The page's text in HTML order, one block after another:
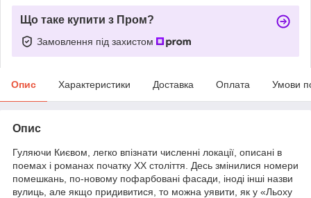
Що таке купити з Пром?
Замовлення під захистом
Опис Характеристики Доставка Оплата Умови
Опис
Гуляючи Києвом, легко впізнати численні локації, описані в
поемах і романах початку ХХ століття. Десь змінилися номери
помешкань, по-новому пофарбовані фасади, іноді інші назви
вулиць, але якщо придивитися, то можна уявити, як у «Льоху